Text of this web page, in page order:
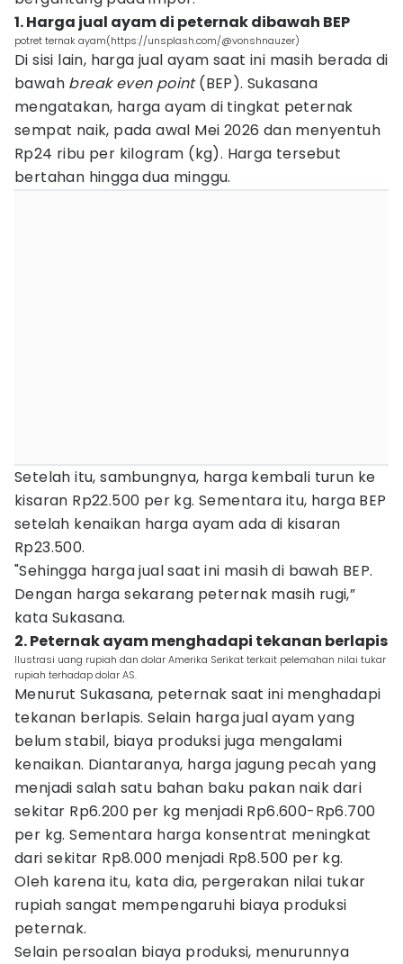
1. Harga jual ayam di peternak dibawah BEP
potret ternak ayam(https://unsplash.com/@vonshnauzer)
Di sisi lain, harga jual ayam saat ini masih berada di
bawah break even point(BEP). Sukasana
mengatakan, harga ayam di tingkat peternak
sempat naik, pada awal Mei 2026 dan menyentuh
Rp24 ribu per kilogram (kg). Harga tersebut
bertahan hingga dua minggu.
Setelah itu, sambungnya, harga kembali turun ke
kisaran Rp22.500 per kg. Sementara itu, harga BEP
setelah kenaikan harga ayam ada di kisaran
Rp23.500.
"Sehingga harga jual saat ini masih di bawah BEP.
Dengan harga sekarang peternak masih rugi,”
kata Sukasana.
2. Peternak ayam menghadapi tekanan berlapis
Ilustrasi uang rupiah dan dolar Amerika Serikat terkait pelemahan nilai tukar
rupiah terhadap dolar AS.
Menurut Sukasana, peternak saat ini menghadapi
tekanan berlapis. Selain harga jual ayam yang
belum stabil, biaya produksi juga mengalami
kenaikan. Diantaranya, harga jagung pecah yang
menjadi salah satu bahan baku pakan naik dari
sekitar Rp6.200 per kg menjadi Rp6.600-Rp6.700
per kg. Sementara harga konsentrat meningkat
dari sekitar Rp8.000 menjadi Rp8.500 per kg.
Oleh karena itu, kata dia, pergerakan nilai tukar
rupiah sangat mempengaruhi biaya produksi
peternak.
Selain persoalan biaya produksi, menurunnya